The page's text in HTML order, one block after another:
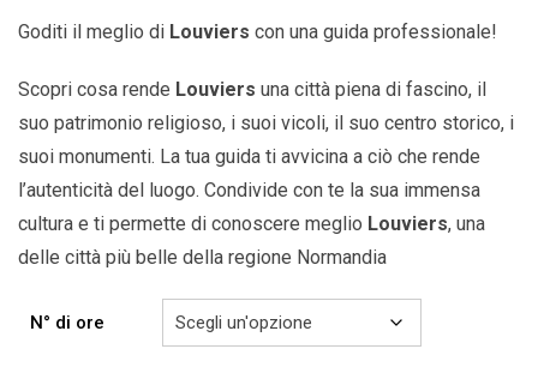
a
Goditi il ​​meglio di Louviers con una guida professionale!
Scopri cosa rende Louviers una città piena di fascino, il
suo patrimonio religioso, i suoi vicoli, il suo centro storico, i
suoi monumenti. La tua guida ti avvicina a ciò che rende
l’autenticità del luogo. Condivide con te la sua immensa
cultura e ti permette di conoscere meglio Louviers, una
delle città più belle della regione Normandia
N° di ore